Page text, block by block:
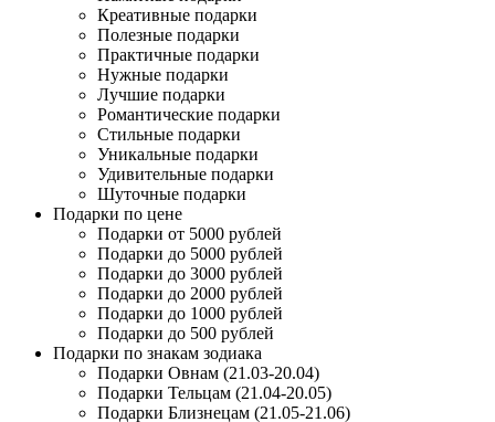
Креативные подарки
Полезные подарки
Практичные подарки
Нужные подарки
Лучшие подарки
Романтические подарки
Стильные подарки
Уникальные подарки
Удивительные подарки
Шуточные подарки
Подарки по цене
Подарки от 5000 рублей
Подарки до 5000 рублей
Подарки до 3000 рублей
Подарки до 2000 рублей
Подарки до 1000 рублей
Подарки до 500 рублей
Подарки по знакам зодиака
Подарки Овнам (21.03-20.04)
Подарки Тельцам (21.04-20.05)
Подарки Близнецам (21.05-21.06)